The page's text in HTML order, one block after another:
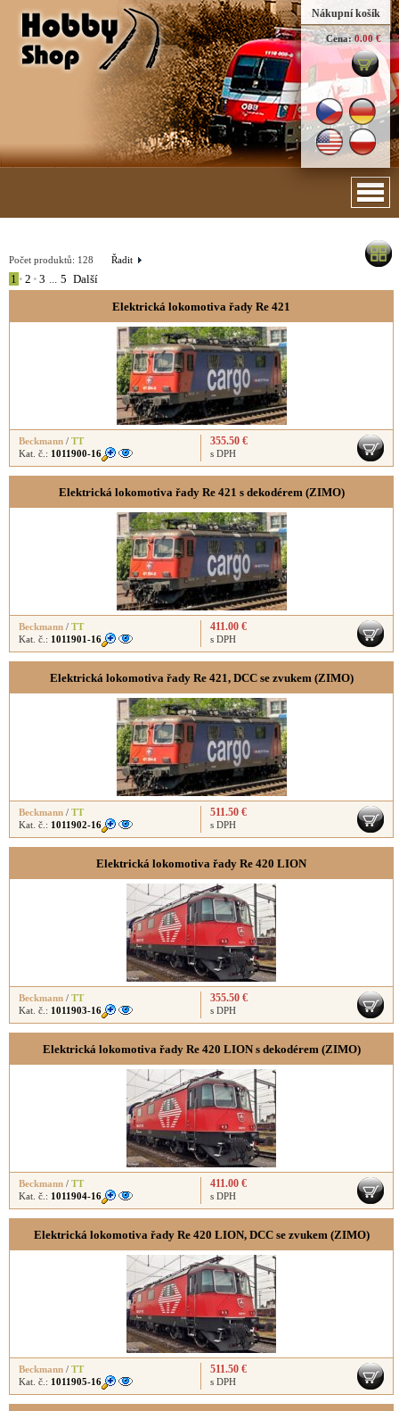
Nákupní košík
Cena: 0.00 €
Řadit
Počet produktů: 128
1 • 2 • 3 ... 5 Další
Elektrická lokomotiva řady Re 421
Beckmann / TT
Kat. č.: 1011900-16
355.50 €
s DPH
Elektrická lokomotiva řady Re 421 s dekodérem (ZIMO)
Beckmann / TT
Kat. č.: 1011901-16
411.00 €
s DPH
Elektrická lokomotiva řady Re 421, DCC se zvukem (ZIMO)
Beckmann / TT
Kat. č.: 1011902-16
511.50 €
s DPH
Elektrická lokomotiva řady Re 420 LION
Beckmann / TT
Kat. č.: 1011903-16
355.50 €
s DPH
Elektrická lokomotiva řady Re 420 LION s dekodérem (ZIMO)
Beckmann / TT
Kat. č.: 1011904-16
411.00 €
s DPH
Elektrická lokomotiva řady Re 420 LION, DCC se zvukem (ZIMO)
Beckmann / TT
Kat. č.: 1011905-16
511.50 €
s DPH